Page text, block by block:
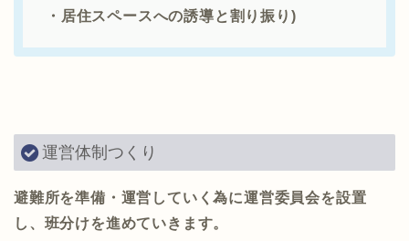
・居住スペースへの誘導と割り振り)
運営体制つくり
避難所を準備・運営していく為に運営委員会を設置
し、班分けを進めていきます。